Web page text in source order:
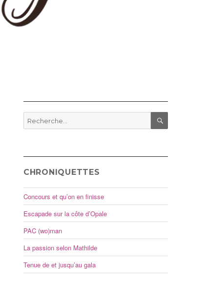
Recherche
pour
CHRONIQUETTES
Concours et qu’on en finisse
Escapade sur la côte d’Opale
PAC (wo)man
La passion selon Mathilde
Tenue de et jusqu’au gala